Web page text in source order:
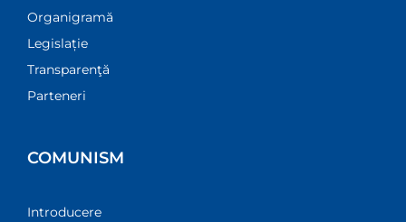
Organigramă
Legislație
Transparenţă
Parteneri
COMUNISM
Introducere